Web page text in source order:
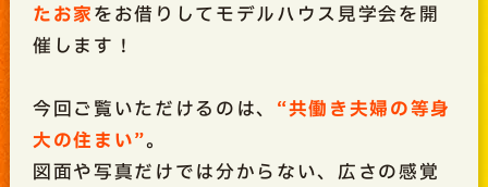
たお家をお借りしてモデルハウス見学会を開
催します！
今回ご覧いただけるのは、 “共働き夫婦の等身
大の住まい”。
図面や写真だけでは分からない、広さの感覚